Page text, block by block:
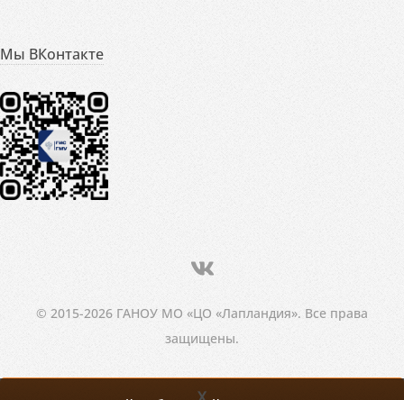
Мы ВКонтакте
© 2015-2026 ГАНОУ МО «ЦО «Лапландия». Все права
защищены.